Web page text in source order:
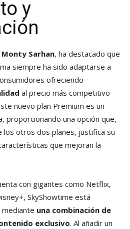
y
Monty Sarhan, ha destacado que
siempre ha sido adaptarse a
ofreciendo
al precio más competitivo
nuevo plan Premium es un
proporcionando una opción que,
los otros dos planes, justifica su
que mejoran la
con gigantes como Netflix,
SkyShowtime está
una combinación de
exclusivo. Al añadir un